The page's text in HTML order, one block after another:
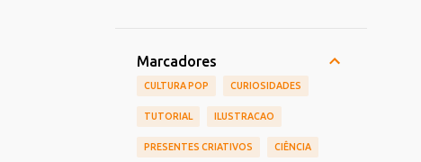
Marcadores
CULTURA POP CURIOSIDADES
TUTORIAL ILUSTRACAO
PRESENTES CRIATIVOS CIÊNCIA